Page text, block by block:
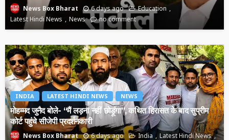
News Box Bharat 6 days ago
Education
Latest Hindi News
News no comment
INDIA LATEST HINDI NEWS NEWS
मोहम्मद जुनैद बोले- “मैं लड़ना नहीं छोड़ूंगा”, कथित हिरासत के बाद सुप्रीम
कोर्ट पहुंचे सीजेपी प्रदर्शनकारी
News Box Bharat 6 days ago India Latest Hindi News